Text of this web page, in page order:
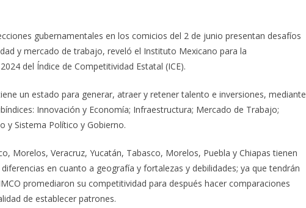
gubernamentales en los comicios del 2 de junio presentan desafíos
y mercado de trabajo, reveló el Instituto Mexicano para la
del Índice de Competitividad Estatal (ICE).
un estado para generar, atraer y retener talento e inversiones, mediante
Innovación y Economía; Infraestructura; Mercado de Trabajo;
y Sistema Político y Gobierno.
Morelos, Veracruz, Yucatán, Tabasco, Morelos, Puebla y Chiapas tienen
en cuanto a geografía y fortalezas y debilidades; ya que tendrán
promediaron su competitividad para después hacer comparaciones
de establecer patrones.